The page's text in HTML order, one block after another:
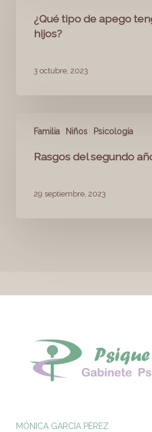
¿Qué tipo de apego
hijos?
3 octubre, 2023
Familia Niños Psicología
Rasgos del segundo
29 septiembre, 2023
MÓNICA GARCÍA PÉREZ